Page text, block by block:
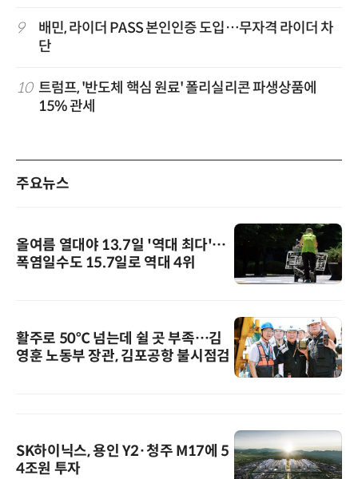
9
배민, 라이더 PASS 본인인증 도입…무자격 라이더 차
단
10 트럼프, '반도체 핵심 원료' 폴리실리콘 파생상품에
15% 관세
주요뉴스
올여름 열대야 13.7일 '역대 최다'…
폭염일수도 15.7일로 역대 4위
활주로 50℃ 넘는데 쉴 곳 부족…김
영훈 노동부 장관, 김포공항 불시점검
SK하이닉스, 용인 Y2·청주 M17에 5
4조원 투자